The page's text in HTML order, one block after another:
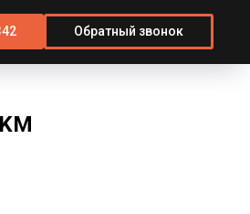
Обратный звонок